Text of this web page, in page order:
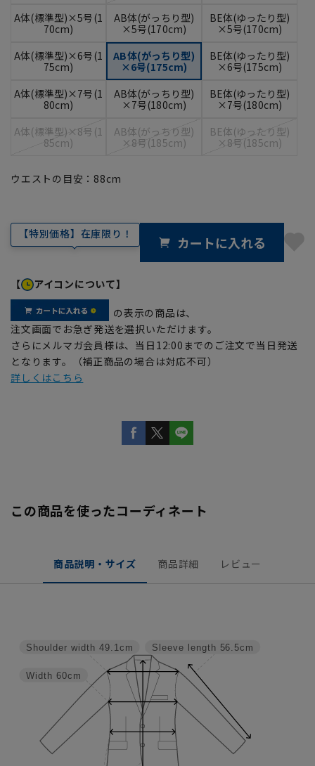
A体(標準型)×5号(1
70cm)
AB体(がっちり型)
×5号(170cm)
BE体(ゆったり型)
×5号(170cm)
A体(標準型)×6号(1
75cm)
AB体(がっちり型)
×6号(175cm)
BE体(ゆったり型)
×6号(175cm)
A体(標準型)×7号(1
80cm)
AB体(がっちり型)
×7号(180cm)
BE体(ゆったり型)
×7号(180cm)
A体(標準型)×8号(1
85cm)
AB体(がっちり型)
×8号(185cm)
BE体(ゆったり型)
×8号(185cm)
ウエストの目安： 88cm
【特別価格】在庫限り！ カートに入れる
【 アイコンについて】
の表示の商品は、
注文画面でお急ぎ発送を選択いただけます。
さらにメルマガ会員様は、当日12:00までのご注文で当日発送
となります。（補正商品の場合は対応不可）
詳しくはこちら
この商品を使ったコーディネート
商品説明・サイズ 商品詳細 レビュー
Sleeve length 56.5cm
Width 60cm
Shoulder width 49.1cm